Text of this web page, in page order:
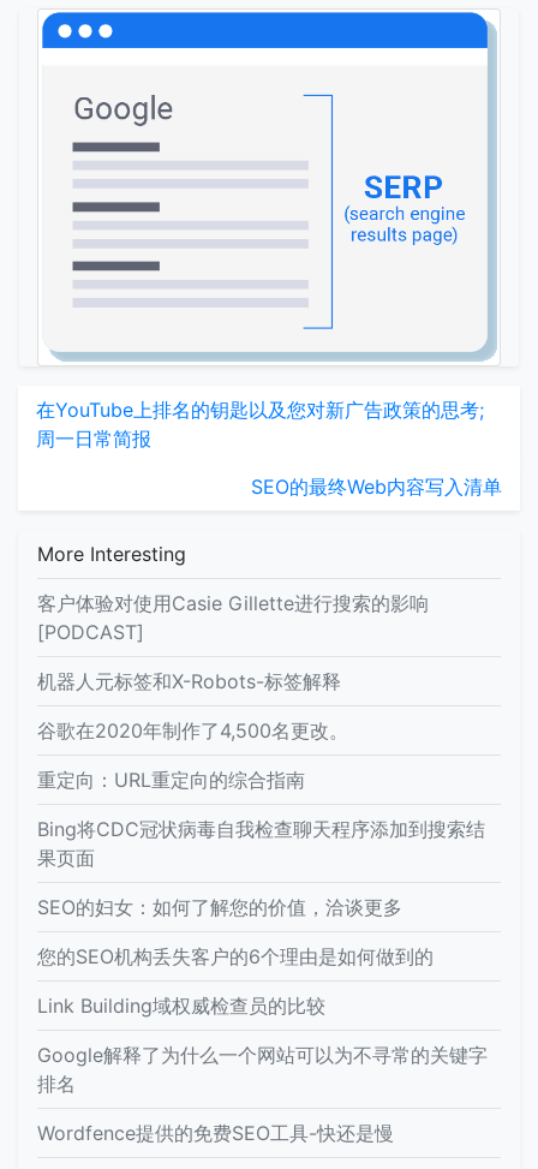
在YouTube上排名的钥匙以及您对新广告政策的思考;
周一日常简报
SEO的最终Web内容写入清单
More Interesting
客户体验对使用Casie Gillette进行搜索的影响
[PODCAST]
机器人元标签和X-Robots-标签解释
谷歌在2020年制作了4,500名更改。
重定向：URL重定向的综合指南
Bing将CDC冠状病毒自我检查聊天程序添加到搜索结
果页面
SEO的妇女：如何了解您的价值，洽谈更多
您的SEO机构丢失客户的6个理由是如何做到的
Link Building域权威检查员的比较
Google解释了为什么一个网站可以为不寻常的关键字
排名
Wordfence提供的免费SEO工具-快还是慢